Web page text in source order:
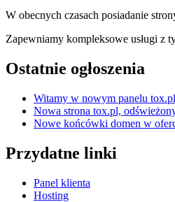
W obecnych czasach posiadanie
Zapewniamy kompleksowe usługi z
Ostatnie ogłoszenia
Witamy w nowym panelu tox.pl
Nowa strona tox.pl,
Nowe końcówki domen w
Przydatne linki
Panel klienta
Hosting